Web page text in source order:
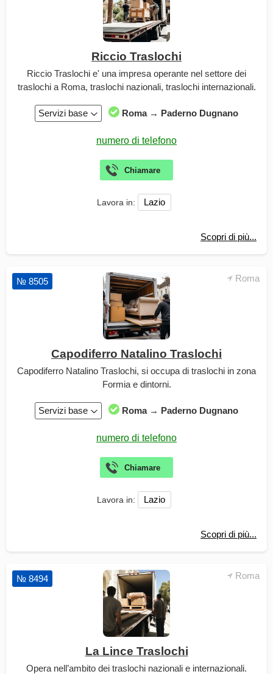
Riccio Traslochi
Riccio Traslochi e' una impresa operante nel settore dei
traslochi a Roma, traslochi nazionali, traslochi internazionali.
Servizi base Roma → Paderno Dugnano
Lavora in: Lazio
Scopri di più...
Roma
№ 8505
Capodiferro Natalino Traslochi
Capodiferro Natalino Traslochi, si occupa di traslochi in zona
Formia e dintorni.
Servizi base Roma → Paderno Dugnano
Lavora in: Lazio
Scopri di più...
Roma
№ 8494
La Lince Traslochi
Opera nell’ambito dei traslochi nazionali e internazionali.